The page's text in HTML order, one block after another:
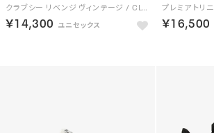
クラブシー リベンジ ヴィンテージ / CLUB C REVENGE VINTAGE （ブラウン）
￥14,300 ￥16,500